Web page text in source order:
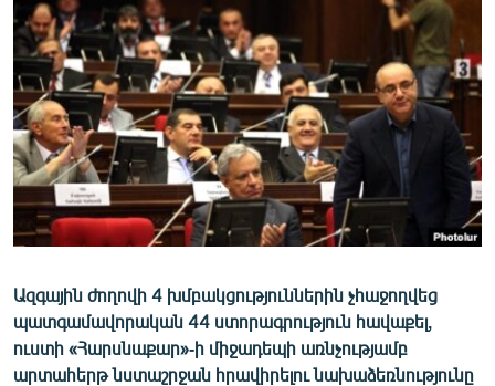
ՊԱՏԵՐԱԶՄԻ 6 ՇԱԲԱԹՆԵՐԸ
ՏԱՐԱԾԱՇՐՋԱՆ
ՄԻՋԱԶԳԱՅԻՆ
ՄՇԱԿՈՒՅԹ
ՍՊՈՐՏ
ՄԵԿՆԱԲԱՆՈՒԹՅՈՒՆ
ՏՏ ԵՒ ԻՆՏԵՐՆԵՏ
ԿՈՐՈՆԱՎԻՐՈՒՍ
ԱՐԽԻՎ
ՏԵՍԱՆՅՈՒԹԵՐ
Ազգային ժողովի 4 խմբակցություններին չհաջողվեց
պատգամավորական 44 ստորագրություն հավաքել,
ուստի «Հարսնաքար»-ի միջադեպի առնչությամբ
արտահերթ նստաշրջան հրավիրելու նախաձեռնությունը